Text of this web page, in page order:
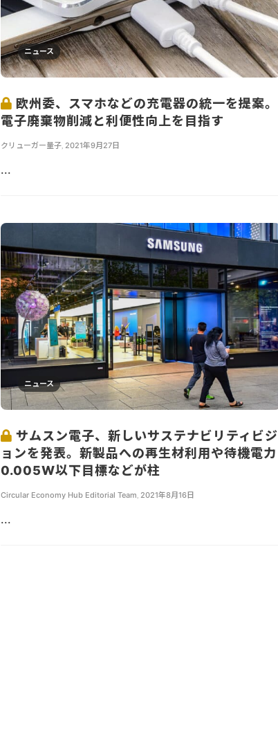
ニュース
欧州委、スマホなどの充電器の統一を提案。
電子廃棄物削減と利便性向上を目指す
クリューガー量子, 2021年9月27日
...
ニュース
サムスン電子、新しいサステナビリティビジ
ョンを発表。新製品への再生材利用や待機電力
0.005W以下目標などが柱
Circular Economy Hub Editorial Team 2021年8月16日
...